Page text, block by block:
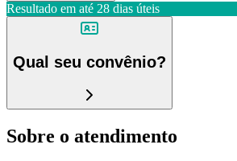
Resultado em até 28 dias úteis
Qual seu convênio?
Sobre o atendimento